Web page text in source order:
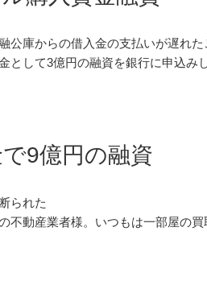
公庫からの借入金の支払いが遅れ
して3億円の融資を銀行に申込
9億円の融資
られた
動産業者様。いつもは一部屋の